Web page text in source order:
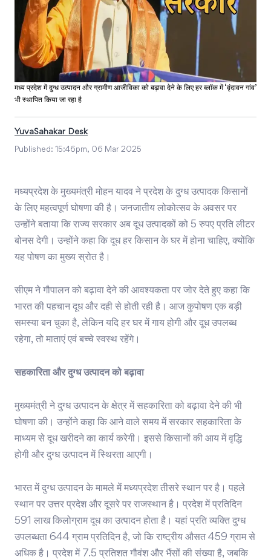
मध्य प्रदेश में दुग्ध उत्पादन और ग्रामीण आजीविका को बढ़ावा देने के लिए हर ब्लॉक में ‘वृंदावन गांव’
भी स्थापित किया जा रहा है
YuvaSahakar Desk
Published: 15:46pm, 06 Mar 2025
मध्यप्रदेश के मुख्यमंत्री मोहन यादव ने प्रदेश के दुग्ध उत्पादक किसानों
के लिए महत्वपूर्ण घोषणा की है। जनजातीय लोकोत्सव के अवसर पर
उन्होंने बताया कि राज्य सरकार अब दूध उत्पादकों को 5 रुपए प्रति लीटर
बोनस देगी। उन्होंने कहा कि दूध हर किसान के घर में होना चाहिए, क्योंकि
यह पोषण का मुख्य स्रोत है।
सीएम ने गौपालन को बढ़ावा देने की आवश्यकता पर जोर देते हुए कहा कि
भारत की पहचान दूध और दही से होती रही है। आज कुपोषण एक बड़ी
समस्या बन चुका है, लेकिन यदि हर घर में गाय होगी और दूध उपलब्ध
रहेगा, तो माताएं एवं बच्चे स्वस्थ रहेंगे।
सहकारिता और दुग्ध उत्पादन को बढ़ावा
मुख्यमंत्री ने दुग्ध उत्पादन के क्षेत्र में सहकारिता को बढ़ावा देने की भी
घोषणा की। उन्होंने कहा कि आने वाले समय में सरकार सहकारिता के
माध्यम से दूध खरीदने का कार्य करेगी। इससे किसानों की आय में वृद्धि
होगी और दुग्ध उत्पादन में स्थिरता आएगी।
भारत में दुग्ध उत्पादन के मामले में मध्यप्रदेश तीसरे स्थान पर है। पहले
स्थान पर उत्तर प्रदेश और दूसरे पर राजस्थान है। प्रदेश में प्रतिदिन
591 लाख किलोग्राम दूध का उत्पादन होता है। यहां प्रति व्यक्ति दुग्ध
उपलब्धता 644 ग्राम प्रतिदिन है, जो कि राष्ट्रीय औसत 459 ग्राम से
अधिक है। प्रदेश में 7.5 प्रतिशत गौवंश और भैंसों की संख्या है, जबकि